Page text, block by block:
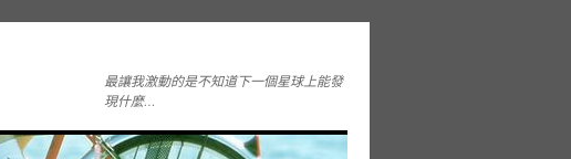
最讓我激動的是不知道下一個星球上能發
現什麼…